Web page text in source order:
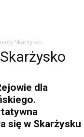
Skarżysko
dla
się w Skarżysku